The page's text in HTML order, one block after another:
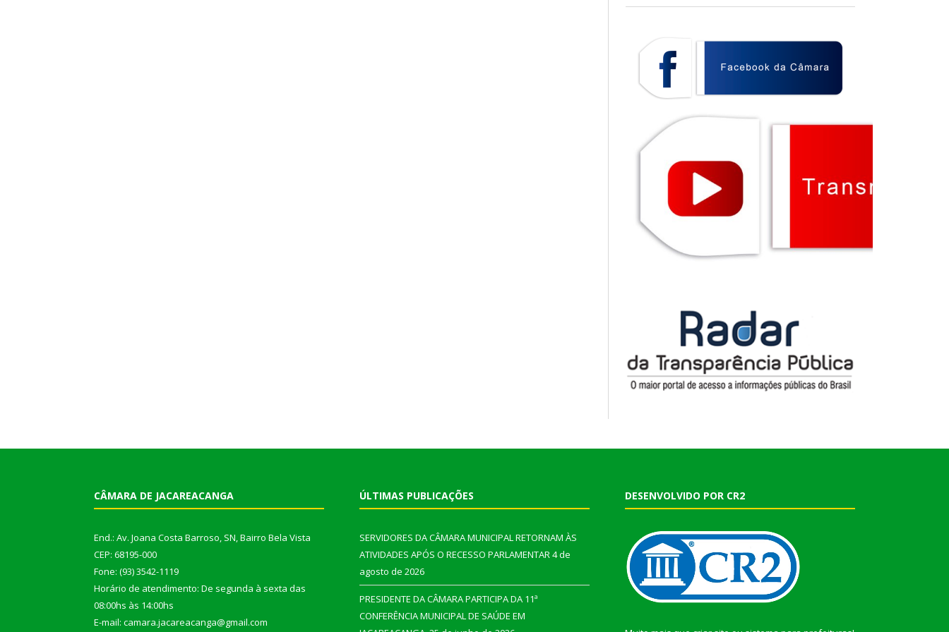
CÂMARA DE JACAREACANGA
End.: Av. Joana Costa Barroso, SN, Bairro Bela Vista
CEP: 68195-000
Fone: (93) 3542-1119
Horário de atendimento: De segunda à sexta das
08:00hs às 14:00hs
E-mail: camara.jacareacanga@gmail.com
ÚLTIMAS PUBLICAÇÕES
SERVIDORES DA CÂMARA MUNICIPAL RETORNAM ÀS
ATIVIDADES APÓS O RECESSO PARLAMENTAR4 de
agosto de 2026
PRESIDENTE DA CÂMARA PARTICIPA DA 11ª
CONFERÊNCIA MUNICIPAL DE SAÚDE EM
DESENVOLVIDO POR CR2